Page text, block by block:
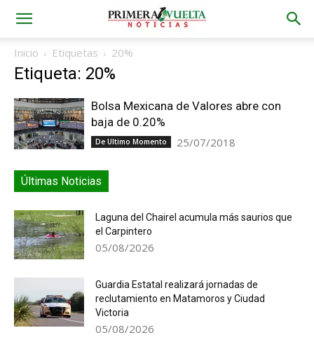
Inicio Etiquetas 20%
Etiqueta: 20%
Bolsa Mexicana de Valores abre con
baja de 0.20%
De Ultimo Momento 25/07/2018
Últimas Noticias
Laguna del Chairel acumula más saurios que
el Carpintero
05/08/2026
Guardia Estatal realizará jornadas de
reclutamiento en Matamoros y Ciudad
Victoria
05/08/2026